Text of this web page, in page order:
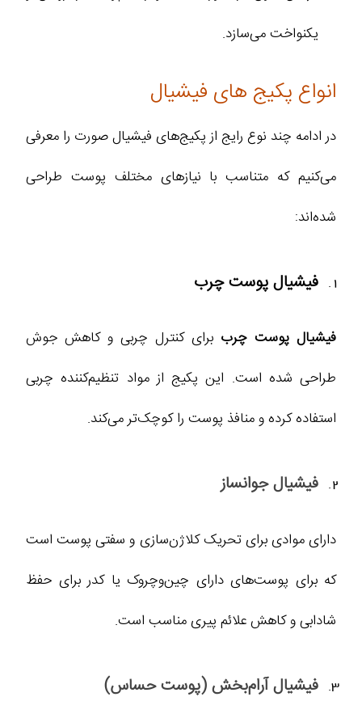
یکنواخت‌ می‌سازد.
انواع پکیج های فیشیال
در ادامه چند نوع رایج از پکیج‌های فیشیال صورت را معرفی
می‌کنیم که متناسب با نیازهای مختلف پوست طراحی
شده‌اند:
فیشیال پوست چرب
فیشیال پوست چرب برای کنترل چربی و کاهش جوش
طراحی شده است. این پکیج از مواد تنظیم‌کننده چربی
استفاده کرده و منافذ پوست را کوچک‌تر می‌کند.
فیشیال جوانساز
دارای موادی برای تحریک کلاژن‌سازی و سفتی پوست است
که برای پوست‌های دارای چین‌وچروک یا کدر برای حفظ
شادابی و کاهش علائم پیری مناسب است.
فیشیال آرام‌بخش (پوست حساس)